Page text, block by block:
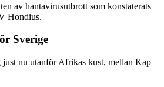
av hantavirusutbrott som konstaterats
Hondius.
Sverige
nu utanför Afrikas kust, mellan Kap